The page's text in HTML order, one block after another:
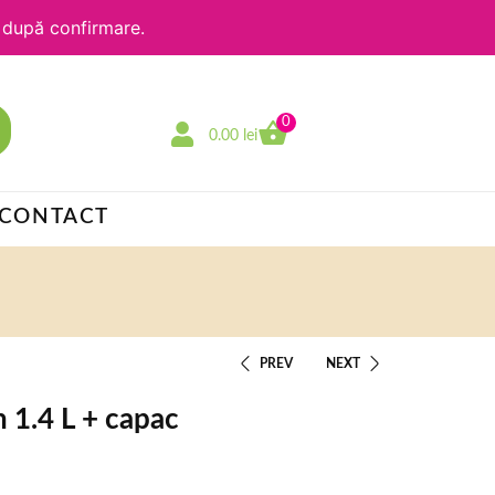
confirmare.
0.00 lei
0
PREV NEXT
1.4 L + capac